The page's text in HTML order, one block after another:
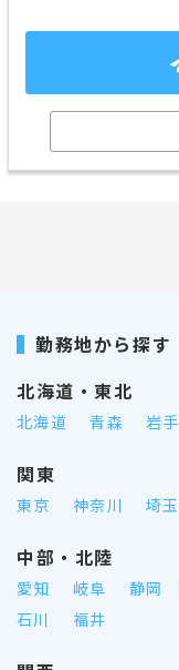
勤務地から探す
北海道・東北
北海道 青森 岩手
関東
東京 神奈川 埼玉
中部・北陸
愛知 岐阜 静岡
石川
福井